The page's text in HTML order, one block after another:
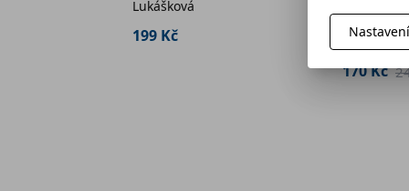
Lukášková
199 Kč
Phil Martin
170 Kč
Nastavení